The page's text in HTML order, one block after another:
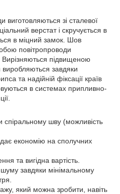
виготовляються зі сталевої
верстат і скручується в
в міцний замок. Шов
повітропроводи
підвищеною
виробляються завдяки
та надійній фіксації країв
в системах припливно-
спіральному шву (можливість
економію на сполучних
та вигідна вартість.
завдяки мінімальному
який можна зробити, навіть